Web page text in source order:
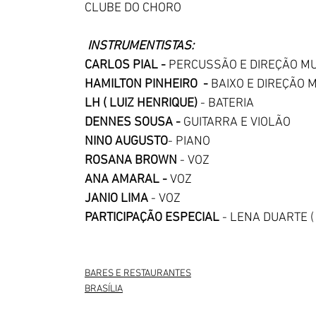
CLUBE DO CHORO
INSTRUMENTISTAS:
CARLOS PIAL - PERCUSSÃO E DIREÇÃO
HAMILTON PINHEIRO  - BAIXO E DIREÇÃO
LH ( LUIZ HENRIQUE) - BATERIA
DENNES SOUSA - GUITARRA E VIOLÃO
NINO AUGUSTO- PIANO
ROSANA BROWN - VOZ
ANA AMARAL - VOZ
JANIO LIMA - VOZ
PARTICIPAÇÃO ESPECIAL - LENA DUARTE
BARES E RESTAURANTES
BRASÍLIA